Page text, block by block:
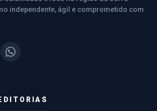
independente, ágil e comprometido com